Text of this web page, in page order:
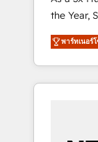
2 Type I
grade data security.
OS
Five-Star
the Year,
customer
unified
divisions
Success
พาร์ทเนอร์